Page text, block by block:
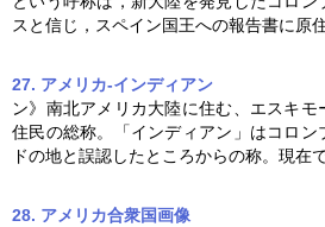
スと信じ，スペイン国王への報告書に原
27. アメリカ‐インディアン
ン》南北アメリカ大陸に住む、エスキ
住民の総称。「インディアン」はコロン
ドの地と誤認したところからの称。現在
28. アメリカ合衆国画像